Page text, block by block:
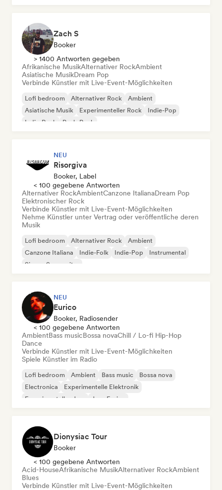
Zach S
Booker
> 1400 Antworten gegeben
Afrikanische MusikAlternativer RockAmbient
Asiatische MusikDream Pop
Verbinde Künstler mit Live-Event-Möglichkeiten
Lofi bedroom Alternativer Rock
Ambient
Asiatische Musik
Experimenteller Rock
Indie-Pop
Indie-Rock
Punk-Rock
NEU
Risorgiva
Booker, Label
< 100 gegebene Antworten
Alternativer RockAmbientCanzone ItalianaDream Pop
Elektronischer Rock
Verbinde Künstler mit Live-Event-Möglichkeiten
Nehme Künstler unter Vertrag oder veröffentliche deren
Musik
Lofi bedroom Alternativer Rock
Ambient
Canzone Italiana
Indie-Folk Indie-Pop
Instrumental
Singer-Songwriter
NEU
Eurico
Booker, Radiosender
< 100 gegebene Antworten
AmbientBass musicBossa novaChill / Lo-fi Hip-Hop
Dance
Verbinde Künstler mit Live-Event-Möglichkeiten
Spiele Künstler im Radio
Lofi bedroom Ambient Bass music
Bossa nova
Electronica
Experimentelle Elektronik
Experimenteller Jazz
Jazz-Fusion
Dionysiac Tour
Booker
< 100 gegebene Antworten
Acid-HouseAfrikanische MusikAlternativer RockAmbient
Blues
Verbinde Künstler mit Live-Event-Möglichkeiten